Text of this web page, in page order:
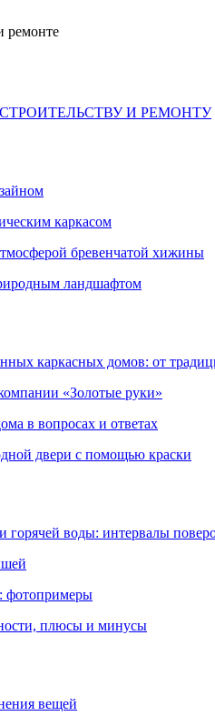
ремонте
И РЕМОНТУ
каркасом
бревенчатой хижины
ландшафтом
каркасных домов: от
«Золотые руки»
в вопросах и ответах
двери с помощью краски
горячей воды: интервалы
фотопримеры
плюсы и минусы
вещей